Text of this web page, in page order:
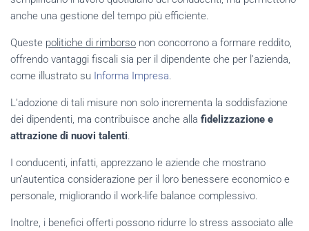
anche una gestione del tempo più efficiente.
Queste politiche di rimborso non concorrono a formare reddito,
offrendo vantaggi fiscali sia per il dipendente che per l’azienda,
come illustrato su Informa Impresa.
L’adozione di tali misure non solo incrementa la soddisfazione
dei dipendenti, ma contribuisce anche alla fidelizzazione e
attrazione di nuovi talenti.
I conducenti, infatti, apprezzano le aziende che mostrano
un’autentica considerazione per il loro benessere economico e
personale, migliorando il work-life balance complessivo.
Inoltre, i benefici offerti possono ridurre lo stress associato alle